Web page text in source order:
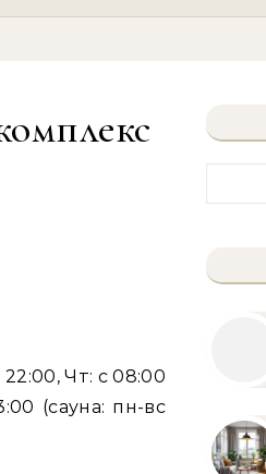
Чт: с 08:00
(сауна: пн-вс